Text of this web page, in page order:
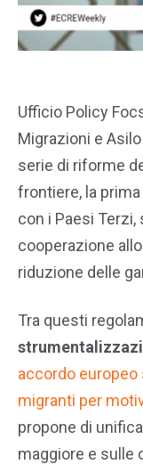
Ufficio Policy
Migrazioni e
serie di riforme
frontiere, la prima
con i Paesi
cooperazione
riduzione delle
Tra questi
accordo
migranti per
propone di
maggiore e sulle